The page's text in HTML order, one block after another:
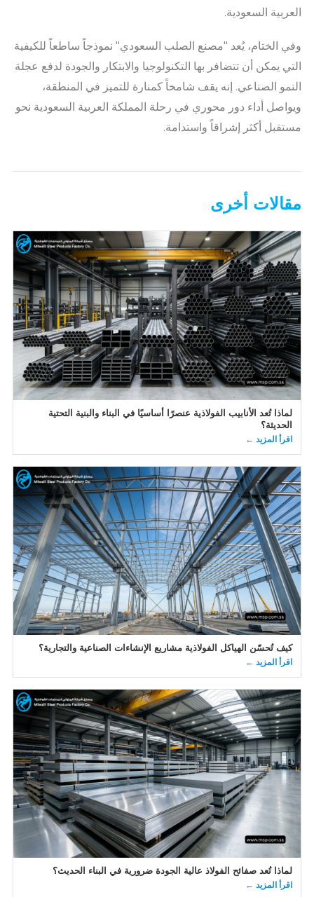
العربية السعودية.
وفي الختام، يُعد "مصنع الصلب السعودي" نموذجاً ساطعاً للكيفية
التي يمكن أن تتضافر بها التكنولوجيا والابتكار والجودة لدفع عجلة
النمو الصناعي. إنه يقف شامخاً كمنارة للتميز في المنطقة،
ويواصل أداء دور محوري في رحلة المملكة العربية السعودية نحو
مستقبل أكثر إشراقاً واستدامة.
مقالات أخرى
لماذا تُعد الأنابيب الفولاذية عنصرًا أساسيًا في البناء والبنية التحتية
الحديثة؟
اقرأ المزيد ←
كيف تُحسّن الهياكل الفولاذية مشاريع الإنشاءات الصناعية والتجارية؟
اقرأ المزيد ←
لماذا تُعد صفائح الفولاذ عالية الجودة ضرورية في البناء الحديث؟
اقرأ المزيد ←